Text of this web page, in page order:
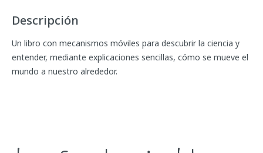
Descripción
Un libro con mecanismos móviles para descubrir la ciencia y
entender, mediante explicaciones sencillas, cómo se mueve el
mundo a nuestro alrededor.